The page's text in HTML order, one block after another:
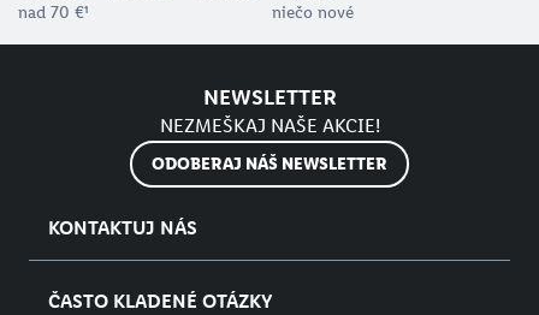
nad 70 €¹
niečo nové
NEWSLETTER
NEZMEŠKAJ NAŠE AKCIE!
ODOBERAJ NÁŠ NEWSLETTER
KONTAKTUJ NÁS
ČASTO KLADENÉ OTÁZKY